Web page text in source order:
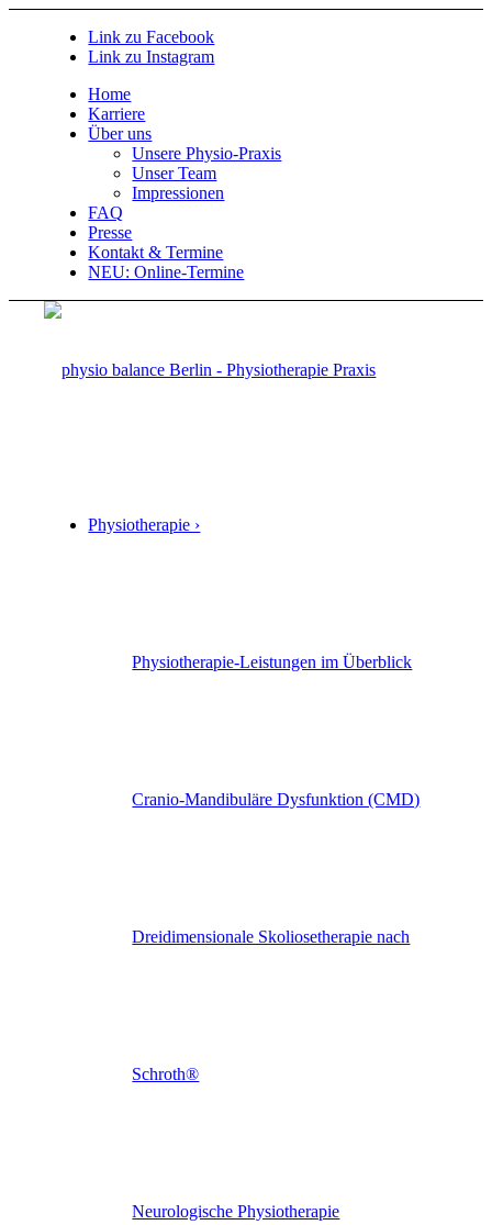
Link zu Facebook
Link zu Instagram
Home
Karriere
Über uns
Unsere Physio-Praxis
Unser Team
Impressionen
FAQ
Presse
Kontakt & Termine
NEU: Online-Termine
Physiotherapie ›
Physiotherapie-Leistungen im Überblick
Cranio-Mandibuläre Dysfunktion (CMD)
Dreidimensionale Skoliosetherapie nach
Schroth®
Neurologische Physiotherapie